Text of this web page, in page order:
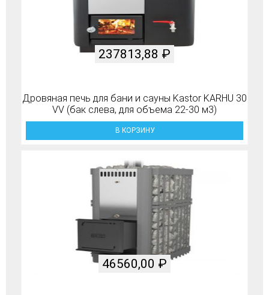
Дровяная печь для бани и сауны Kastor KARHU 30
VV (бак слева, для объема 22-30 м3)
237813,88 ₽
В КОРЗИНУ
46560,00 ₽